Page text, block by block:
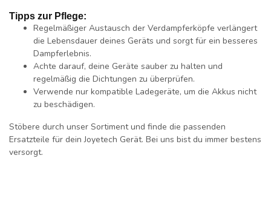
Tipps zur Pflege:
Regelmäßiger Austausch der Verdampferköpfe verlängert
die Lebensdauer deines Geräts und sorgt für ein besseres
Dampferlebnis.
Achte darauf, deine Geräte sauber zu halten und
regelmäßig die Dichtungen zu überprüfen.
Verwende nur kompatible Ladegeräte, um die Akkus nicht
zu beschädigen.
Stöbere durch unser Sortiment und finde die passenden
Ersatzteile für dein Joyetech Gerät. Bei uns bist du immer bestens
versorgt.